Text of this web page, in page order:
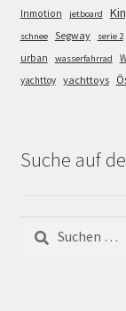
Inmotion jetboard
schnee Segway serie 2
urban wasserfahrrad
yachttoy yachttoys
Suche auf
nach: